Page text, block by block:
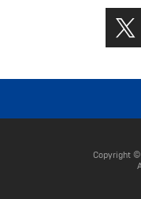
Copyright ©